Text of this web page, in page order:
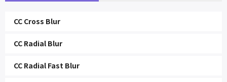
CC Cross Blur
CC Radial Blur
CC Radial Fast Blur